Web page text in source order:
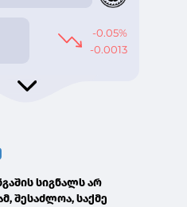
სიგნალს არ
შესაძლოა, საქმე